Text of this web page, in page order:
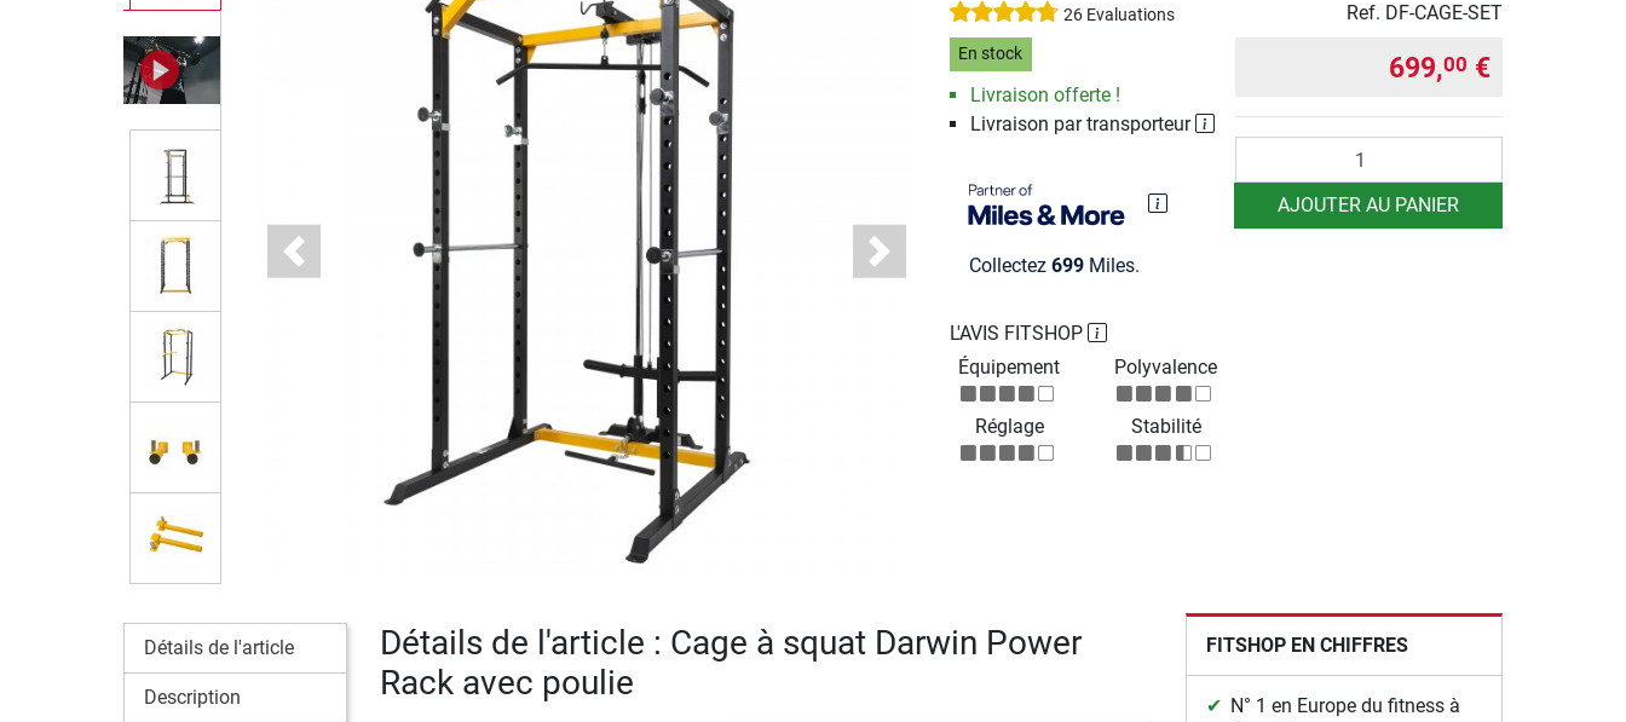
Previous Next
26 Evaluations Ref. DF-CAGE-SET
En stock
Livraison offerte !
Livraison par transporteur
Collectez 699Miles.
699,00 €
AJOUTER AU PANIER
L'AVIS FITSHOP
Équipement
Polyvalence
Réglage Stabilité
Détails de l'article
Description
Détails de l'article : Cage à squat Darwin Power
Rack avec poulie
FITSHOP EN CHIFFRES
N° 1 en Europe du fitness à